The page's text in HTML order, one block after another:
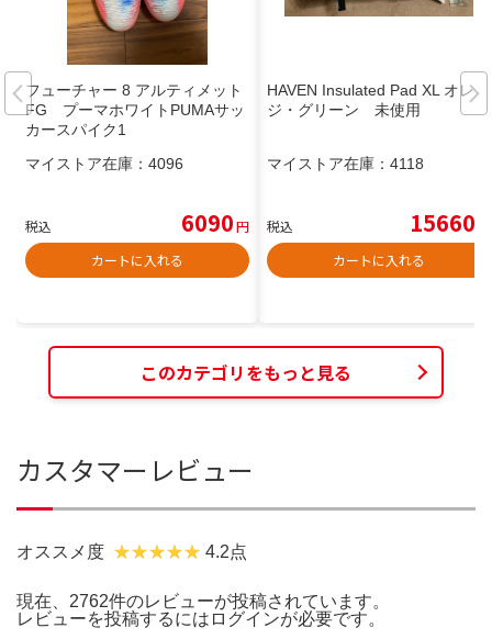
フューチャー 8 アルティメット
FG プーマホワイトPUMAサッ
カースパイク1
マイストア在庫： 4096
税込 6090円
カートに入れる
HAVEN Insulated Pad XL オレン
ジ・グリーン 未使用
マイストア在庫： 4118
税込 15660
カートに入れる
このカテゴリをもっと見る
カスタマーレビュー
オススメ度 4.2点
現在、2762件のレビューが投稿されています。
レビューを投稿するには ログインが必要です。